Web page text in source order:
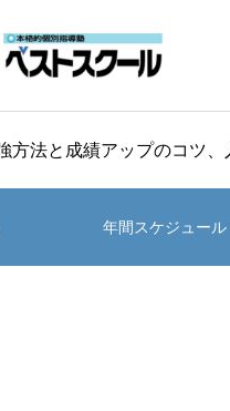
方法と成績アップのコツ、
年間スケジュール